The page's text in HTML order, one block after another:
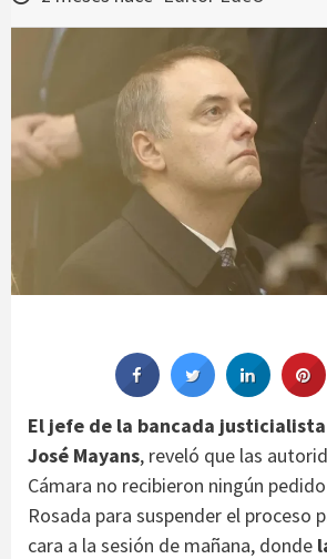
El jefe de la bancada
José Mayans, reveló que las
Cámara no recibieron ningún
Rosada para suspender el proceso
cara a la sesión de mañana, donde